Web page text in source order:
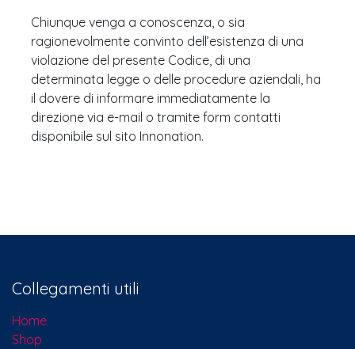
Chiunque venga a conoscenza, o sia
ragionevolmente convinto dell’esistenza di una
violazione del presente Codice, di una
determinata legge o delle procedure aziendali, ha
il dovere di informare immediatamente la
direzione via e-mail o tramite form contatti
disponibile sul sito Innonation.
Collegamenti utili
Home
Shop